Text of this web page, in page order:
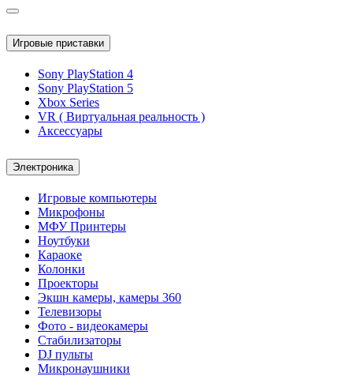
Игровые приставки
Sony PlayStation 4
Sony PlayStation 5
Xbox Series
VR ( Виртуальная реальность )
Аксессуары
Электроника
Игровые компьютеры
Микрофоны
МФУ Принтеры
Ноутбуки
Караоке
Колонки
Проекторы
Экшн камеры, камеры 360
Телевизоры
Фото - видеокамеры
Стабилизаторы
DJ пульты
Микронаушники